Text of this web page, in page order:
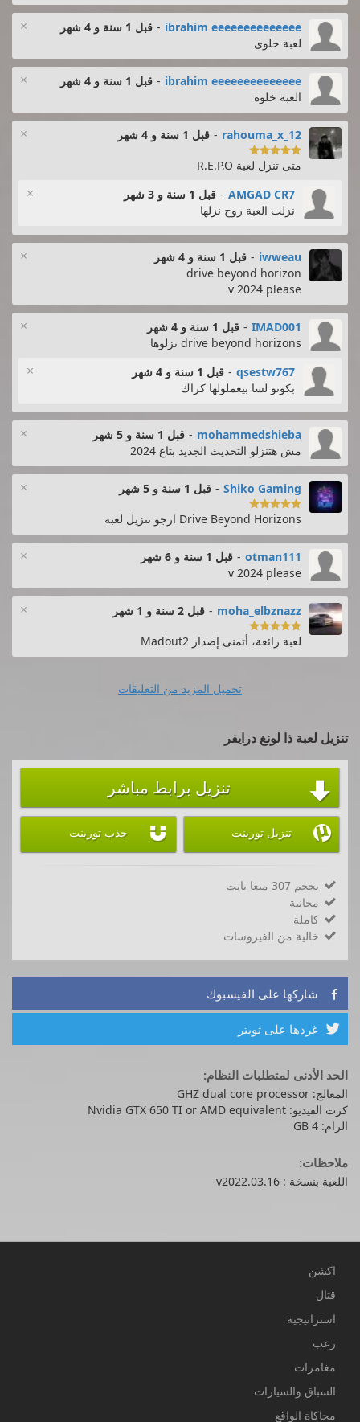
× ibrahim eeeeeeeeeeeeee
- قبل 1 سنة و 4 شهر
لعبة حلوى
× ibrahim eeeeeeeeeeeeee
- قبل 1 سنة و 4 شهر
العبة خلوة
× rahouma_x_12
- قبل 1 سنة و 4 شهر

متى تنزل لعبة R.E.P.O
× AMGAD CR7
- قبل 1 سنة و 3 شهر
نزلت العبة روح نزلها
× iwweau
- قبل 1 سنة و 4 شهر
drive beyond horizon
v 2024 please
× IMAD001
- قبل 1 سنة و 4 شهر
drive beyond horizons نزلوها
× qsestw767
- قبل 1 سنة و 4 شهر
بكونو لسا بيعملولها كراك
× mohammedshieba
- قبل 1 سنة و 5 شهر
مش هتنزلو التحديث الجديد بتاع 2024
× Shiko Gaming
- قبل 1 سنة و 5 شهر

Drive Beyond Horizons ارجو تنزيل لعبه
× otman111
- قبل 1 سنة و 6 شهر
v 2024 please
× moha_elbznazz
- قبل 2 سنة و 1 شهر

لعبة رائعة، أتمنى إصدار Madout2
تحميل المزيد من التعليقات
تنزيل لعبة ذا لونغ درايفر
 تنزيل برابط مباشر
 تنزيل تورينت  جذب تورينت
 بحجم 307 ميغا بايت
 مجانية
 كاملة
 خالية من الفيروسات
 شاركها على الفيسبوك
 غردها على تويتر
الحد الأدنى لمتطلبات النظام:
المعالج: GHZ dual core processor
كرت الفيديو: Nvidia GTX 650 TI or AMD equivalent
الرام: 4 GB
ملاحظات:
اللعبة بنسخة : v2022.03.16
اكشن
قتال
استراتيجية
رعب
مغامرات
السباق والسيارات
محاكاة الواقع